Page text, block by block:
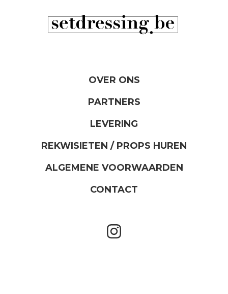
OVER ONS
PARTNERS
LEVERING
REKWISIETEN / PROPS HUREN
ALGEMENE VOORWAARDEN
CONTACT